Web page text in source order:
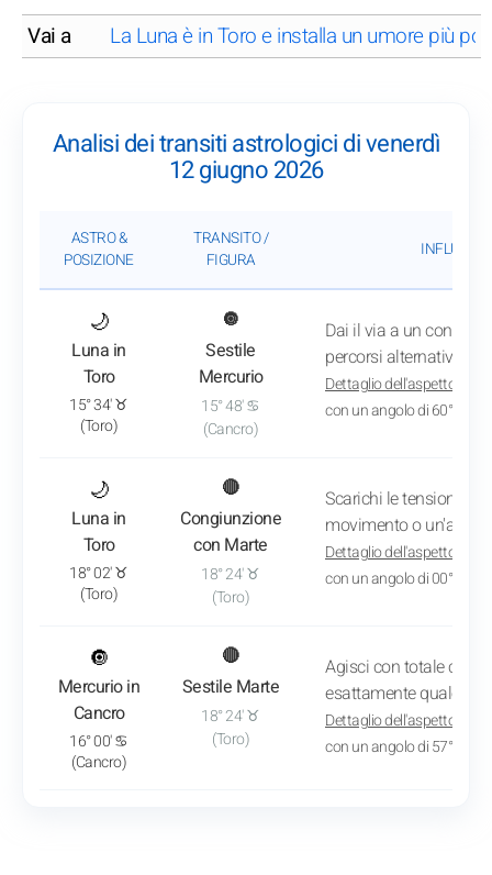
Vai a
La Luna è in Toro e installa un umore più
Analisi dei transiti astrologici di venerdì
12 giugno 2026
ASTRO &
POSIZIONE
TRANSITO /
FIGURA
🌙
Luna in
Toro
: Vedi l'analisi del transito
15° 34' ♉
(Toro)
🔘
Sestile
Mercurio
15° 48' ♋
(Cancro)
Dai il via a un
percorsi alternativi
Dettaglio dell'aspetto
con un angolo di 60° 15'
🌙
Luna in
Toro
: Vedi l'analisi del transito
18° 02' ♉
(Toro)
🔴
Congiunzione
con Marte
18° 24' ♉
(Toro)
Scarichi le tensioni
movimento o
Dettaglio dell'aspetto
con un angolo di 00° 22'
🔘
Mercurio in
Cancro
: Vedi l'analisi del transito
16° 00' ♋
(Cancro)
🔴
Sestile Marte
18° 24' ♉
(Toro)
Agisci con totale
esattamente quale
Dettaglio dell'aspetto
con un angolo di 57° 35'